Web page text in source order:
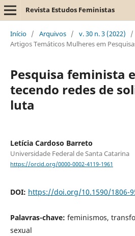
Revista Estudos Feministas
Início / Arquivos / v. 30 n. 3 (2022)
/
Artigos Temáticos Mulheres em
Pesquisa feminista
tecendo redes de
luta
Letícia Cardoso Barreto
Universidade Federal de Santa Catarina
https://orcid.org/0000-0002-4119-1961
DOI: https://doi.org/10.1590/1806-
Palavras-chave: feminismos,
sexual